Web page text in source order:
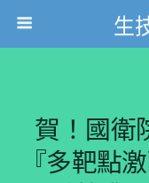
生
賀！國衛
『多靶點